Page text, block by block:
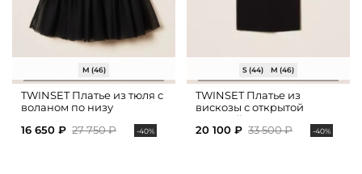
M (46)
TWINSET Платье из тюля с
воланом по низу
16 650 ₽ 27 750 ₽ -40%
S (44) M (46)
TWINSET Платье из
вискозы с открытой
спинкой
20 100 ₽ 33 500 ₽ -40%